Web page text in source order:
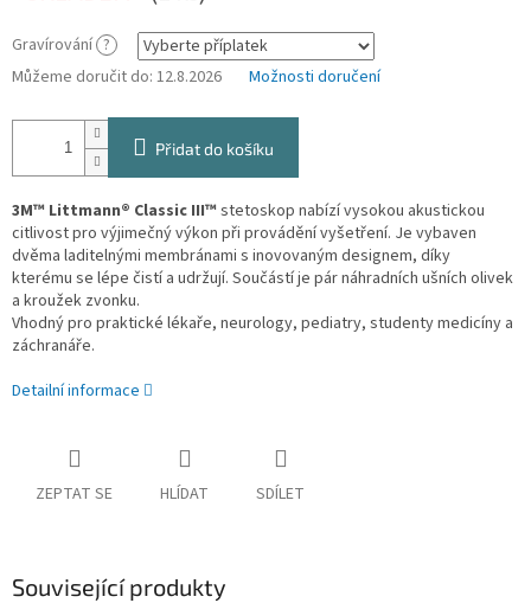
Gravírování ?
Můžeme doručit do: 12.8.2026 Možnosti doručení
Přidat do košíku
3M™ Littmann® Classic III™ stetoskop nabízí vysokou akustickou
citlivostpro výjimečný výkon při prováděnívyšetření. Je vybaven
dvěma laditelnými membránami s inovovaným designem, díky
kterému se lépe čistí a udržují. Součástí je pár náhradních ušních olivek
a kroužek zvonku.
Vhodný pro praktické lékaře, neurology, pediatry, studenty medicíny a
záchranáře.
Detailní informace
ZEPTAT SE HLÍDAT SDÍLET
Související produkty